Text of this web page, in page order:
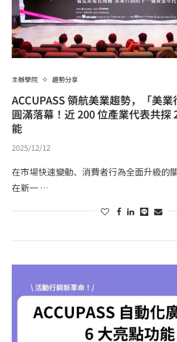
主辦學院 趨勢分享
ACCUPASS 領航美業趨勢，「美業
圓滿落幕！近 200 位產業代表共探
能
2025/12/12
在市場快速變動、消費者行為全面升級的
在新一 …